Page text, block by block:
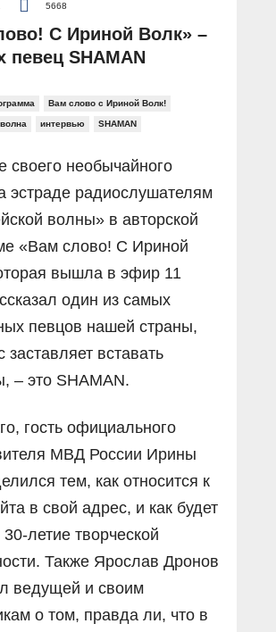
5668
С Ириной Волк» –
певец SHAMAN
Вам слово с Ириной Волк!
интервью SHAMAN
своего необычайного
эстраде радиослушателям
волны» в авторской
«Вам слово! С Ириной
вышла в эфир 11
один из самых
певцов нашей страны,
заставляет вставать
– это SHAMAN.
гость официального
МВД России Ирины
тем, как относится к
в свой адрес, и как будет
30-летие творческой
Также Ярослав Дронов
ведущей и своим
о том, правда ли, что в